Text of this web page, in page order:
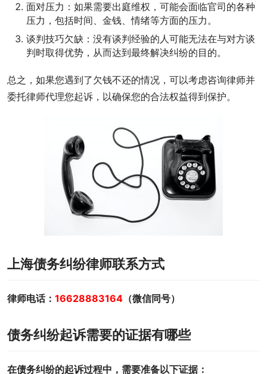
面对压力：如果需要出庭维权，可能会面临官司的各种
压力，包括时间、金钱、情绪等方面的压力。
谈判技巧欠缺：没有谈判经验的人可能无法在与对方谈
判时取得优势，从而达到最终解决纠纷的目的。
总之，如果您遇到了欠钱不还的情况，可以考虑咨询律师并
委托律师代理您起诉，以确保您的合法权益得到保护。
上海债务纠纷律师联系方式
律师电话： 16628883164 （微信同号）
债务纠纷起诉需要的证据有哪些
在债务纠纷的起诉过程中，需要准备以下证据：